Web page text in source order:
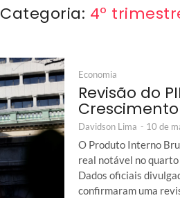
Categoria: 4º
Economia
Revisão do
Davidson Lima - 10 de
O Produto Interno
real notável no
Dados oficiais
confirmaram uma